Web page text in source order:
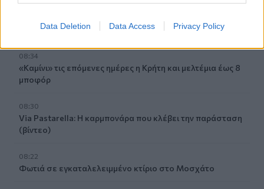
Data Deletion Data Access Privacy Policy
08:41
TikTok
08:34
«Καμίνι» τις επόμενες ημέρες η Κρήτη και μελτέμια έως 8
μποφόρ
08:30
Via Pastarella: Η καρμπονάρα που κλέβει την παράσταση
(βίντεο)
08:22
Φωτιά σε εγκαταλελειμμένο κτίριο στο Μοσχάτο